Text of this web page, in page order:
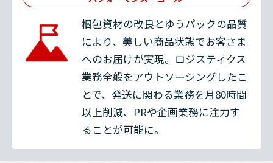
梱包資材の改良とゆうパックの品質
により、美しい商品状態でお客さま
へのお届けが実現。ロジスティクス
業務全般をアウトソーシングしたこ
とで、発送に関わる業務を月80時間
以上削減、PRや企画業務に注力す
ることが可能に。